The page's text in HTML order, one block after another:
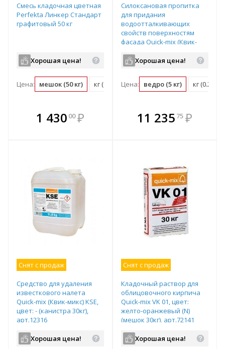
Смесь кладочная цветная
Perfekta Линкер Стандарт
графитовый 50 кг
Хорошая цена!
Цена: мешок (50 кг) кг (0.02 мешок)
1 430 00 ₽
В комплекте
всегда выгоднее!
Силоксановая пропитка
для придания
водоотталкивающих
свойств поверхностям
фасада Quick-mix (Квик-
цвет: - (ведро 5кг),
арт.72014
Хорошая цена!
Цена: ведро (5 кг) кг (0.2
В комплекте
всегда выгоднее!
11 235 75 ₽
Снят с продаж
Средство для удаления
известкового налета
Quick-mix (Квик-микс) KSE,
цвет: - (канистра 30кг),
арт.12316
Хорошая цена!
Снят с продаж
Кладочный раствор для
облицовочного кирпича
Quick-mix VK 01, цвет:
желто-оранжевый (N)
(мешок 30кг), арт.72141
Хорошая цена!